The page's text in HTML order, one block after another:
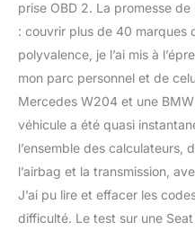
prise OBD 2. La promesse
: couvrir plus de 40 marques
polyvalence, je l’ai mis à
mon parc personnel et de
Mercedes W204 et une
véhicule a été quasi
l’ensemble des calculateurs,
l’airbag et la transmission,
J’ai pu lire et effacer les
difficulté. Le test sur une